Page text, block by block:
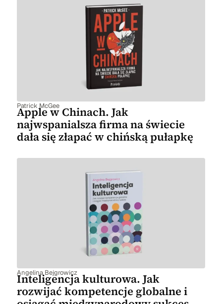
Patrick McGee
Apple w Chinach. Jak
najwspanialsza firma na świecie
dała się złapać w chińską pułapkę
Angelina Bejgrowicz
Inteligencja kulturowa. Jak
rozwijać kompetencje globalne i